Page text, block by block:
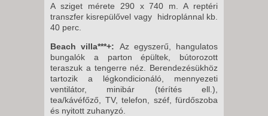
A sziget mérete 290 x 740 m. A reptéri
transzfer kisrepülővel vagy hidroplánnal kb.
40 perc.
Beach villa***+: Az egyszerű, hangulatos
bungalók a parton épültek, bútorozott
teraszuk a tengerre néz. Berendezésükhöz
tartozik a légkondicionáló, mennyezeti
ventilátor, minibár (térítés ell.),
tea/kávéfőző, TV, telefon, széf, fürdőszoba
és nyitott zuhanyzó.